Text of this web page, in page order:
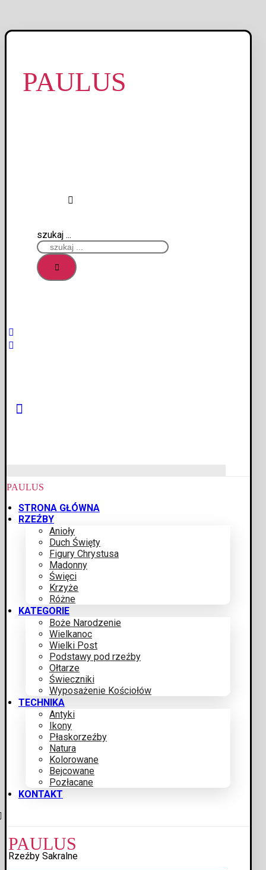
PAULUS
szukaj ...
PAULUS
STRONA GŁÓWNA
RZEŹBY
Anioły
Duch Święty
Figury Chrystusa
Madonny
Święci
Krzyże
Różne
KATEGORIE
Boże Narodzenie
Wielkanoc
Wielki Post
Podstawy pod rzeźby
Ołtarze
Świeczniki
Wyposażenie Kościołów
TECHNIKA
Antyki
Ikony
Płaskorzeźby
Natura
Kolorowane
Bejcowane
Pozłacane
KONTAKT
PAULUS
Rzeźby Sakralne